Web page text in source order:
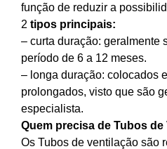
função de reduzir a
2 tipos principais:
– curta duração: geralmente
período de 6 a 12 meses.
– longa duração: colocados
prolongados, visto que são
especialista.
Quem precisa de Tubos
Os Tubos de ventilação são